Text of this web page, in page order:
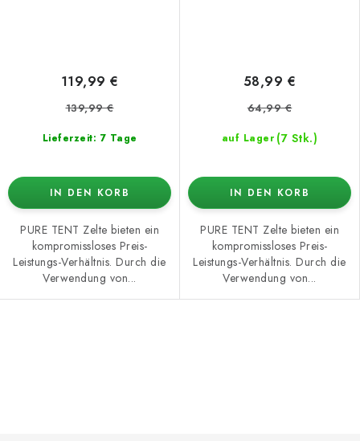
Lieferzeit: 7 Tage
119,99 €
139,99 €
IN DEN KORB
PURE TENT Zelte bieten ein
kompromissloses Preis-
Leistungs-Verhältnis. Durch die
Verwendung von...
auf Lager (7 Stk.)
58,99 €
64,99 €
IN DEN KORB
PURE TENT Zelte bieten ein
kompromissloses Preis-
Leistungs-Verhältnis. Durch die
Verwendung von...